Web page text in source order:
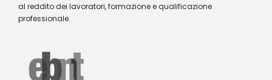
al reddito dei lavoratori, formazione e qualificazione
professionale.